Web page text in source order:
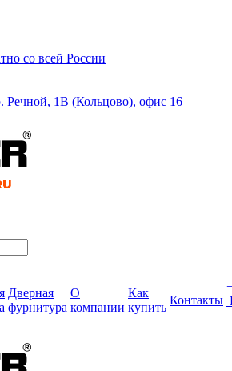
со всей России
Речной, 1В (Кольцово), офис 16
Дверная
фурнитура
О
компании
Как
купить
Контакты